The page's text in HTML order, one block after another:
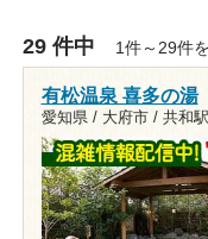
29 件中 1件～29件
有松温泉 喜多の湯
愛知県 / 大府市 / 共和